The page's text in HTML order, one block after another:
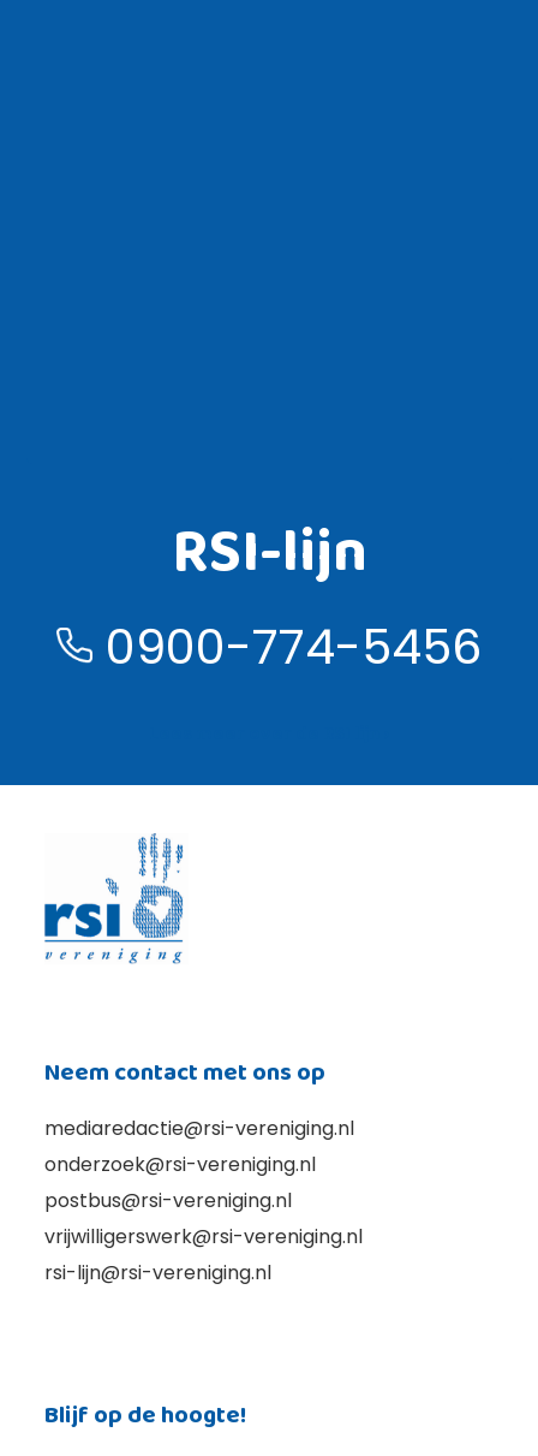
RSI-lijn
0900-774-5456
Neem contact met ons op
mediaredactie@rsi-vereniging.nl
onderzoek@rsi-vereniging.nl
postbus@rsi-vereniging.nl
vrijwilligerswerk@rsi-vereniging.nl
rsi-lijn@rsi-vereniging.nl
Blijf op de hoogte!